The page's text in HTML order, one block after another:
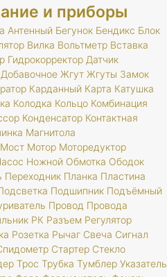
и приборы
Антенный Бегунок Бендикс Блок
Вилка Вольтметр Вставка
Гидрокорректор Датчик
Добавочное Жгут Жгуты Замок
Карданный Карта Катушка
Колодка Кольцо Комбинация
Конденсатор Контактная
Магнитола
Мост Мотор Моторедуктор
Ножной Обмотка Ободок
Переходник Планка Пластина
Подшипник Подъёмный
Провод Провода
РК Разъем Регулятор
Розетка Рычаг Свеча Сигнал
Стартер Стекло
Трос Трубка Тумблер Указатель